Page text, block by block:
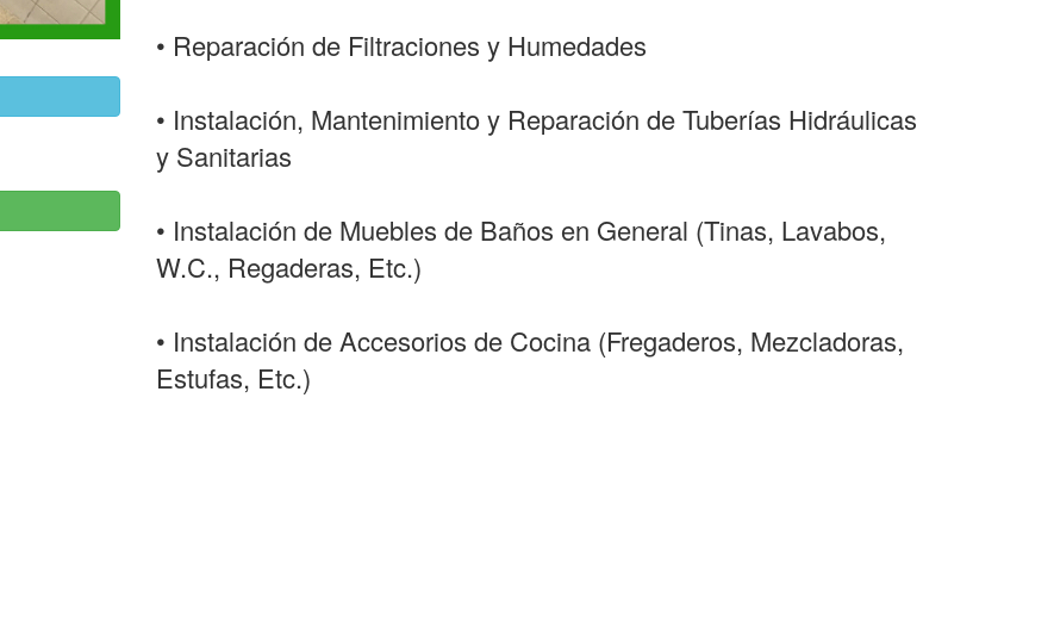
• Reparación de Filtraciones y Humedades
• Instalación, Mantenimiento y Reparación de Tuberías Hidráulicas
y Sanitarias
• Instalación de Muebles de Baños en General (Tinas, Lavabos,
W.C., Regaderas, Etc.)
• Instalación de Accesorios de Cocina (Fregaderos, Mezcladoras,
Estufas, Etc.)